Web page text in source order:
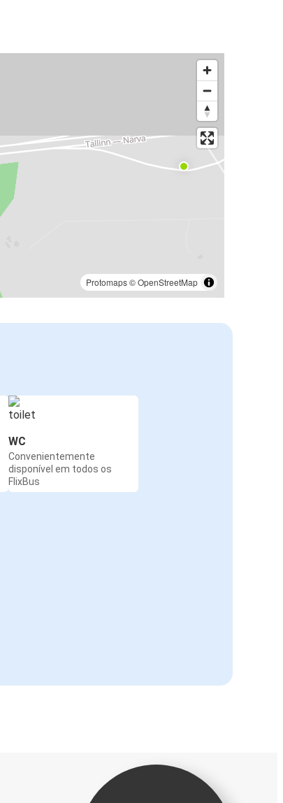
Protomaps©OpenStreetMap
WC
Convenientemente
disponível em todos os
FlixBus